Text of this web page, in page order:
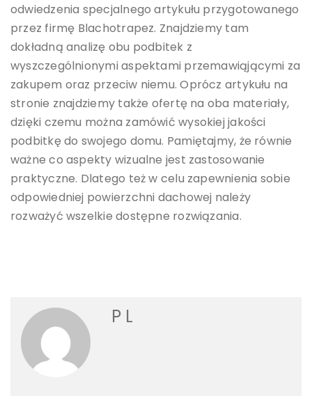
odwiedzenia specjalnego artykułu przygotowanego
przez firmę Blachotrapez. Znajdziemy tam
dokładną analizę obu podbitek z
wyszczególnionymi aspektami przemawiąjącymi za
zakupem oraz przeciw niemu. Oprócz artykułu na
stronie znajdziemy także ofertę na oba materiały,
dzięki czemu można zamówić wysokiej jakości
podbitkę do swojego domu. Pamiętajmy, że równie
ważne co aspekty wizualne jest zastosowanie
praktyczne. Dlatego też w celu zapewnienia sobie
odpowiedniej powierzchni dachowej należy
rozważyć wszelkie dostępne rozwiązania.
P L